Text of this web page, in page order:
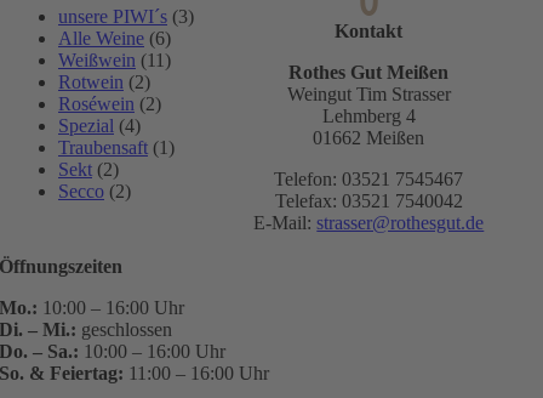
unsere PIWI´s (3)
Alle Weine (6)
Weißwein (11)
Rotwein (2)
Roséwein (2)
Spezial (4)
Traubensaft (1)
Sekt (2)
Secco (2)
Kontakt
Rothes Gut Meißen
Weingut Tim Strasser
Lehmberg 4
01662 Meißen
Telefon: 03521 7545467
Telefax: 03521 7540042
E-Mail:strasser@rothesgut.de
Öffnungszeiten
Mo.: 10:00 – 16:00 Uhr
Di. – Mi.: geschlossen
Do. – Sa.: 10:00 – 16:00 Uhr
So. & Feiertag: 11:00 – 16:00 Uhr